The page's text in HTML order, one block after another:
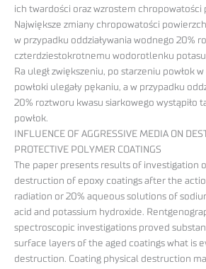
ich twardości oraz wzrostem chropowatości
Największe zmiany chropowatości
w przypadku oddziaływania wodnego 20%
czterdziestokrotnemu wodorotlenku
Ra uległ zwiększeniu, po starzeniu powłok
powłoki ulegały pękaniu, a w przypadku
20% roztworu kwasu siarkowego wystąpiło
powłok.
INFLUENCE OF AGGRESSIVE MEDIA ON
PROTECTIVE POLYMER COATINGS
The paper presents results of investigation
destruction of epoxy coatings after the
radiation or 20% aqueous solutions of
acid and potassium hydroxide.
spectroscopic investigations proved
surface layers of the aged coatings what is
destruction. Coating physical destruction